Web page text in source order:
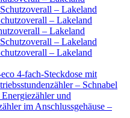
– Lakeland
– Lakeland
– Lakeland
– Lakeland
– Lakeland
4-fach-Steckdose mit
– Schnabel
und
im Anschlussgehäuse –